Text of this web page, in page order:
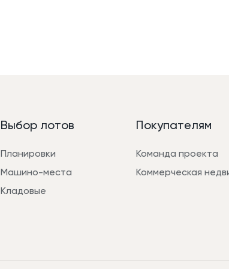
Выбор лотов
Планировки
Машино-места
Кладовые
Покупателям
Команда проекта
Коммерческая